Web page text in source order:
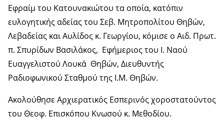
Εφραίμ του Κατουνακιώτου τα οποία, κατόπιν
ευλογητικής αδείας του Σεβ. Μητροπολίτου Θηβών,
Λεβαδείας και Αυλίδος κ. Γεωργίου, κόμισε ο Αιδ. Πρωτ.
π. Σπυρίδων Βασιλάκος, Εφήμεριος του Ι. Ναού
Ευαγγελιστού Λουκά Θηβών, Διευθυντής
Ραδιοφωνικού Σταθμού της Ι.Μ. Θηβών.
Ακολούθησε Αρχιερατικός Εσπερινός χοροστατούντος
του Θεοφ. Επισκόπου Κνωσού κ. Μεθοδίου.